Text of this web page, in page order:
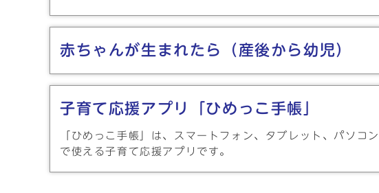
赤ちゃんが生まれたら（産後から幼児）
子育て応援アプリ「ひめっこ手帳」
「ひめっこ手帳」は、スマートフォン、タブレット、パソコ
で使える子育て応援アプリです。